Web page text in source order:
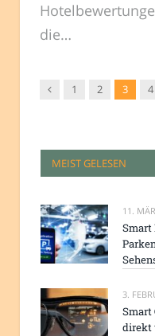
die…
Vorgänger
1 2 3 4
MEIST GELESEN
11.
Smart
3.
Smart
direkt